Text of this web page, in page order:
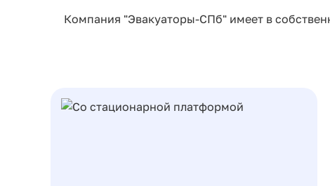
Компания "Эвакуаторы-СПб" имеет в